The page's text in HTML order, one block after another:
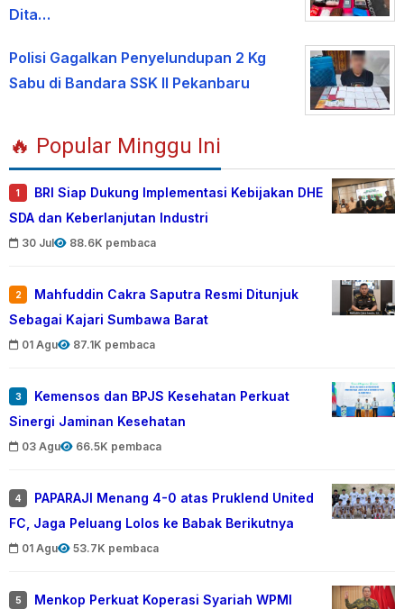
Dita…
Polisi Gagalkan Penyelundupan 2 Kg
Sabu di Bandara SSK II Pekanbaru
🔥 Popular Minggu Ini
1
BRI Siap Dukung Implementasi Kebijakan DHE
SDA dan Keberlanjutan Industri
30 Jul 88.6K pembaca
2
Mahfuddin Cakra Saputra Resmi Ditunjuk
Sebagai Kajari Sumbawa Barat
01 Agu 87.1K pembaca
3
Kemensos dan BPJS Kesehatan Perkuat
Sinergi Jaminan Kesehatan
03 Agu 66.5K pembaca
4
PAPARAJI Menang 4-0 atas Pruklend United
FC, Jaga Peluang Lolos ke Babak Berikutnya
01 Agu 53.7K pembaca
5 Menkop Perkuat Koperasi Syariah WPMI